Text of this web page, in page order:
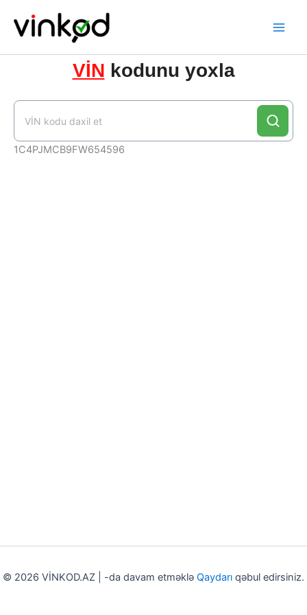
content
VİN kodunu yoxla
1C4PJMCB9FW654596
© 2026 VİNKOD.AZ | -da davam etməklə Qaydarı qəbul edirsiniz.